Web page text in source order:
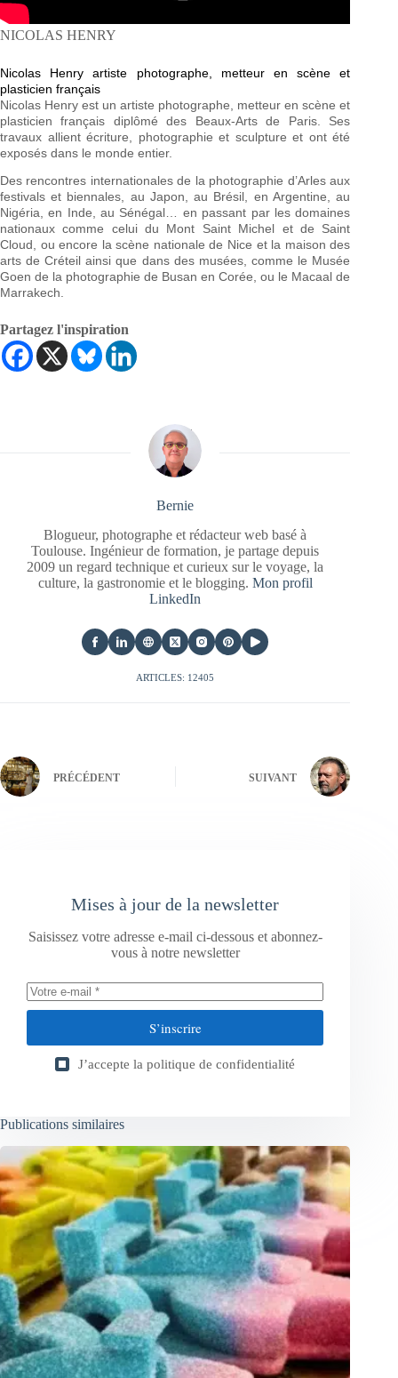
NICOLAS HENRY
Nicolas Henry artiste photographe, metteur en scène et
plasticien français
Nicolas Henry est un artiste photographe, metteur en scène et
plasticien français diplômé des Beaux-Arts de Paris. Ses
travaux allient écriture, photographie et sculpture et ont été
exposés dans le monde entier.
Des rencontres internationales de la photographie d’Arles aux
festivals et biennales, au Japon, au Brésil, en Argentine, au
Nigéria, en Inde, au Sénégal… en passant par les domaines
nationaux comme celui du Mont Saint Michel et de Saint
Cloud, ou encore la scène nationale de Nice et la maison des
arts de Créteil ainsi que dans des musées, comme le Musée
Goen de la photographie de Busan en Corée, ou le Macaal de
Marrakech.
Partagez l'inspiration
Bernie
Blogueur, photographe et rédacteur web basé à
Toulouse. Ingénieur de formation, je partage depuis
2009 un regard technique et curieux sur le voyage, la
culture, la gastronomie et le blogging. Mon profil
LinkedIn
ARTICLES: 12405
PRÉCÉDENT SUIVANT
Mises à jour de la newsletter
Saisissez votre adresse e-mail ci-dessous et abonnez-
vous à notre newsletter
S’inscrire
J’accepte la politique de confidentialité
Publications similaires